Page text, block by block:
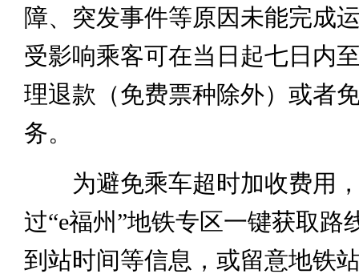
障、突发事件等原因未能完成
受影响乘客可在当日起七日内
理退款（免费票种除外）或者
务。
为避免乘车超时加收费用，
过“e福州”地铁专区一键获取路
到站时间等信息，或留意地铁